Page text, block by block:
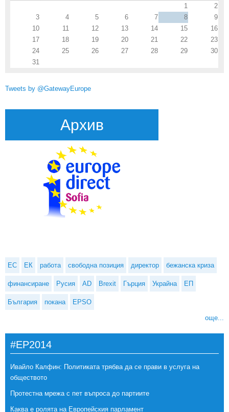
1
2
3
4 5 6 7 8
9
10
11 12 13 14 15
16
17
18 19 20 21 22
23
24
25 26 27 28 29
30
31
Tweets by @GatewayEurope
Архив
ЕС ЕК работа свободна позиция директор бежанска криза
финансиране Русия AD Brexit Гърция Украйна ЕП
България покана EPSO
още...
#EP2014
Ивайло Калфин: Политиката трябва да се прави в услуга на
обществото
Протестна мрежа с пет въпроса до партиите
Каква е ролята на Европейския парламент